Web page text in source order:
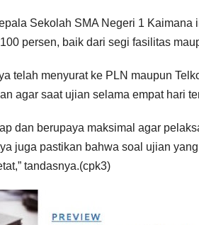
Sekolah SMA Negeri 1
persen, baik dari segi fasilitas
telah menyurat ke PLN maupun
agar saat ujian selama empat hari
dan berupaya maksimal agar
juga pastikan bahwa soal ujian
tandasnya.(cpk3)